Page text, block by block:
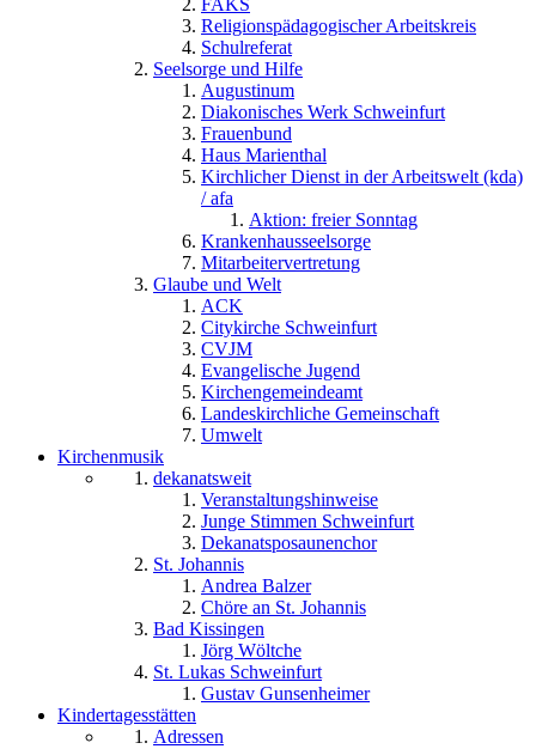
FAKS
Religionspädagogischer Arbeitskreis
Schulreferat
Seelsorge und Hilfe
Augustinum
Diakonisches Werk Schweinfurt
Frauenbund
Haus Marienthal
Kirchlicher Dienst in der Arbeitswelt (kda)
/ afa
Aktion: freier Sonntag
Krankenhausseelsorge
Mitarbeitervertretung
Glaube und Welt
ACK
Citykirche Schweinfurt
CVJM
Evangelische Jugend
Kirchengemeindeamt
Landeskirchliche Gemeinschaft
Umwelt
Kirchenmusik
dekanatsweit
Veranstaltungshinweise
Junge Stimmen Schweinfurt
Dekanatsposaunenchor
St. Johannis
Andrea Balzer
Chöre an St. Johannis
Bad Kissingen
Jörg Wöltche
St. Lukas Schweinfurt
Gustav Gunsenheimer
Kindertagesstätten
Adressen